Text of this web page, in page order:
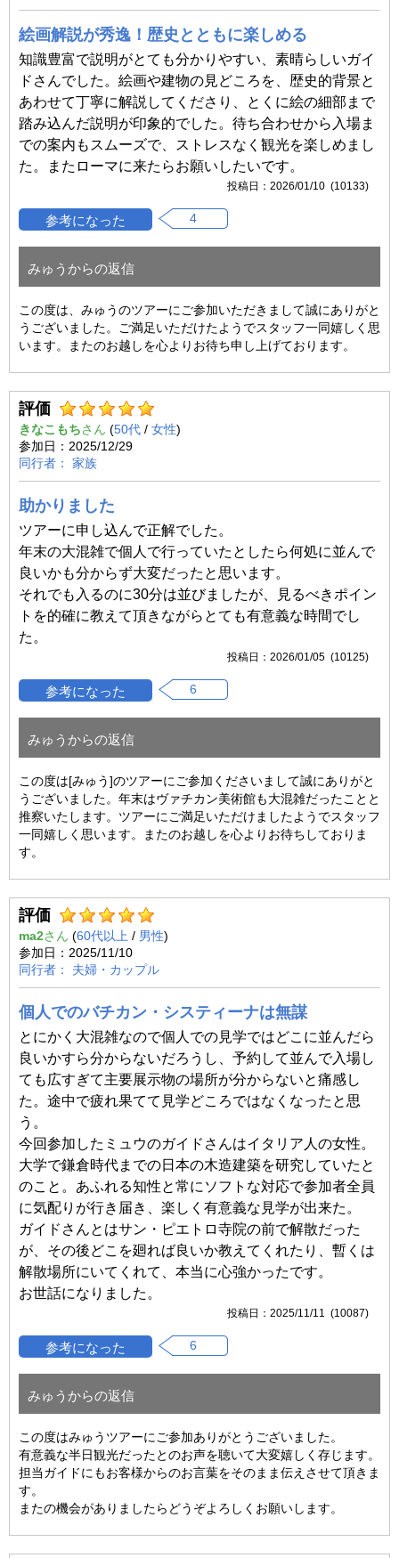
絵画解説が秀逸！歴史とともに楽しめる
知識豊富で説明がとても分かりやすい、素晴らしいガイ
ドさんでした。絵画や建物の見どころを、歴史的背景と
あわせて丁寧に解説してくださり、とくに絵の細部まで
踏み込んだ説明が印象的でした。待ち合わせから入場ま
での案内もスムーズで、ストレスなく観光を楽しめまし
た。またローマに来たらお願いしたいです。
2026/01/10 (10133)
4
みゅうからの返信
この度は、みゅうのツアーにご参加いただきまして誠にありがと
うございました。ご満足いただけたようでスタッフ一同嬉しく思
います。またのお越しを心よりお待ち申し上げております。
評価
きなこもち (50代 / 女性)
2025/12/29
家族
助かりました
ツアーに申し込んで正解でした。
年末の大混雑で個人で行っていたとしたら何処に並んで
良いかも分からず大変だったと思います。
それでも入るのに30分は並びましたが、見るべきポイン
トを的確に教えて頂きながらとても有意義な時間でし
た。
2026/01/05 (10125)
6
みゅうからの返信
この度は[みゅう]のツアーにご参加くださいまして誠にありがと
うございました。年末はヴァチカン美術館も大混雑だったことと
推察いたします。ツアーにご満足いただけましたようでスタッフ
一同嬉しく思います。またのお越しを心よりお待ちしておりま
す。
評価
ma2 (60代以上 / 男性)
2025/11/10
夫婦・カップル
個人でのバチカン・システィーナは無謀
とにかく大混雑なので個人での見学ではどこに並んだら
良いかすら分からないだろうし、予約して並んで入場し
ても広すぎて主要展示物の場所が分からないと痛感し
た。途中で疲れ果てて見学どころではなくなったと思
う。
今回参加したミュウのガイドさんはイタリア人の女性。
大学で鎌倉時代までの日本の木造建築を研究していたと
のこと。あふれる知性と常にソフトな対応で参加者全員
に気配りが行き届き、楽しく有意義な見学が出来た。
ガイドさんとはサン・ピエトロ寺院の前で解散だった
が、その後どこを廻れば良いか教えてくれたり、暫くは
解散場所にいてくれて、本当に心強かったです。
お世話になりました。
2025/11/11 (10087)
6
みゅうからの返信
この度はみゅうツアーにご参加ありがとうございました。
有意義な半日観光だったとのお声を聴いて大変嬉しく存じます。
担当ガイドにもお客様からのお言葉をそのまま伝えさせて頂きま
す。
またの機会がありましたらどうぞよろしくお願いします。